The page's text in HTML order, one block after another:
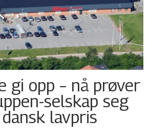
gi opp – nå prøver
selskap seg
lavpris